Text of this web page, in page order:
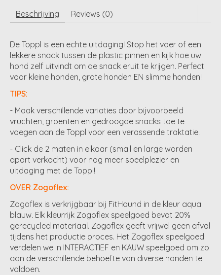
Beschrijving Reviews (0)
De Toppl is een echte uitdaging! Stop het voer of een
lekkere snack tussen de plastic pinnen en kijk hoe uw
hond zelf uitvindt om de snack eruit te krijgen. Perfect
voor kleine honden, grote honden EN slimme honden!
TIPS:
- Maak verschillende variaties door bijvoorbeeld
vruchten, groenten en gedroogde snacks toe te
voegen aan de Toppl voor een verassende traktatie.
- Click de 2 maten in elkaar (small en large worden
apart verkocht) voor nog meer speelplezier en
uitdaging met de Toppl!
OVER Zogoflex:
Zogoflex is verkrijgbaar bij FitHound in de kleur aqua
blauw. Elk kleurrijk Zogoflex speelgoed bevat 20%
gerecycled materiaal. Zogoflex geeft vrijwel geen afval
tijdens het productie proces. Het Zogoflex speelgoed
verdelen we in INTERACTIEF en KAUW speelgoed om zo
aan de verschillende behoefte van diverse honden te
voldoen.